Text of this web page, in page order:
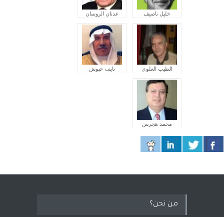
خليل ناصيف عدنان الروسان
الطيب العلوي نايف عبوش
محمد هجرس
من نحن؟